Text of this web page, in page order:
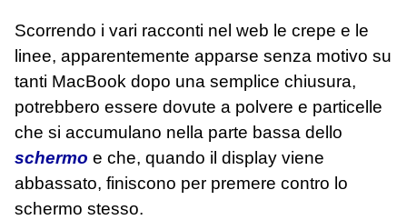
Scorrendo i vari racconti nel web le crepe e le
linee, apparentemente apparse senza motivo su
tanti MacBook dopo una semplice chiusura,
potrebbero essere dovute a polvere e particelle
che si accumulano nella parte bassa dello
schermo e che, quando il display viene
abbassato, finiscono per premere contro lo
schermo stesso.